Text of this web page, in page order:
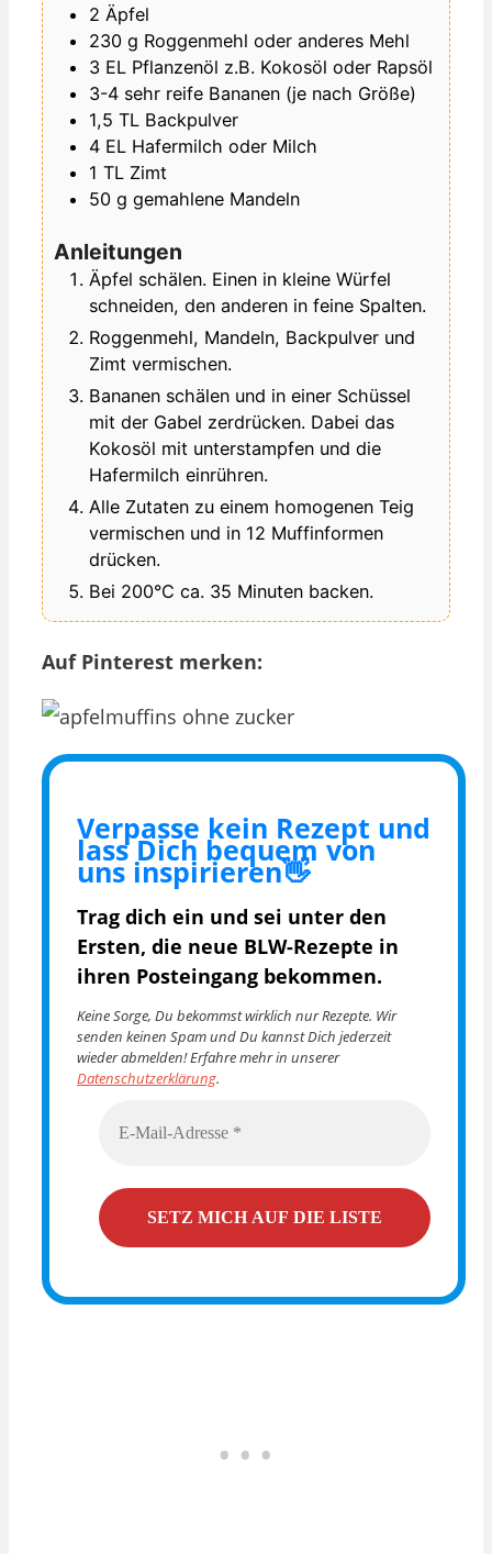
2 Äpfel
230 g Roggenmehl oder anderes Mehl
3 EL Pflanzenöl z.B. Kokosöl oder Rapsöl
3-4 sehr reife Bananen (je nach Größe)
1,5 TL Backpulver
4 EL Hafermilch oder Milch
1 TL Zimt
50 g gemahlene Mandeln
Anleitungen
Äpfel schälen. Einen in kleine Würfel
schneiden, den anderen in feine Spalten.
Roggenmehl, Mandeln, Backpulver und
Zimt vermischen.
Bananen schälen und in einer Schüssel
mit der Gabel zerdrücken. Dabei das
Kokosöl mit unterstampfen und die
Hafermilch einrühren.
Alle Zutaten zu einem homogenen Teig
vermischen und in 12 Muffinformen
drücken.
Bei 200°C ca. 35 Minuten backen.
Auf Pinterest merken:
Verpasse kein Rezept und
lass Dich bequem von
uns inspirieren👋
Trag dich ein und sei unter den
Ersten, die neue BLW-Rezepte in
ihren Posteingang bekommen.
Keine Sorge, Du bekommst wirklich nur Rezepte. Wir
senden keinen Spam und Du kannst Dich jederzeit
wieder abmelden! Erfahre mehr in unserer
Datenschutzerklärung.